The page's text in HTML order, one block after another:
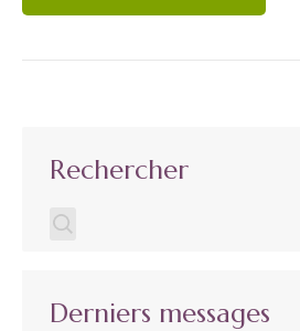
Rechercher
Derniers messages